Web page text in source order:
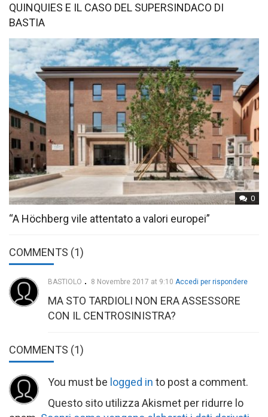
QUINQUIES E IL CASO DEL SUPERSINDACO DI
BASTIA
0
“A Höchberg vile attentato a valori europei”
COMMENTS (1)
BASTIOLO 8 Novembre 2017 at 9:10 Accedi per rispondere
MA STO TARDIOLI NON ERA ASSESSORE
CON IL CENTROSINISTRA?
COMMENTS (1)
You must be logged in to post a comment.
Questo sito utilizza Akismet per ridurre lo